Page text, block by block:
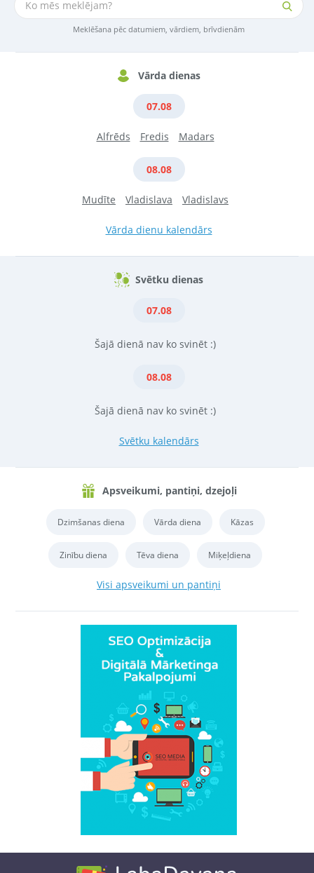
Meklēšana pēc datumiem, vārdiem, brīvdienām
Vārda dienas
07.08
Alfrēds Fredis Madars
08.08
Mudīte Vladislava Vladislavs
Vārda dienu kalendārs
Svētku dienas
07.08
Šajā dienā nav ko svinēt :)
08.08
Šajā dienā nav ko svinēt :)
Svētku kalendārs
Apsveikumi, pantiņi, dzejoļi
Dzimšanas diena Vārda diena Kāzas
Zinību diena Tēva diena Miķeļdiena
Visi apsveikumi un pantiņi